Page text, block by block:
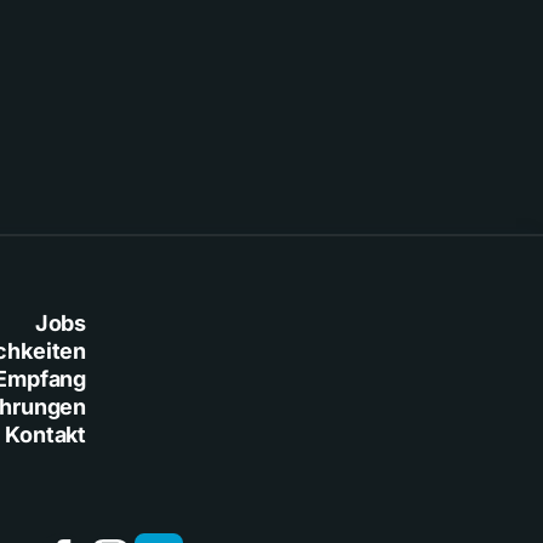
Jobs
Kontakt